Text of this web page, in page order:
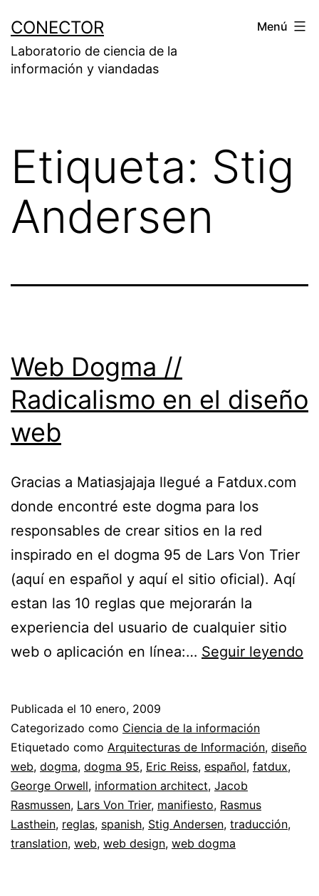
contenido
CONECTOR
Laboratorio de ciencia de la
información y viandadas
Menú
Etiqueta: Stig
Andersen
Web Dogma //
Radicalismo en el diseño
web
Gracias a Matiasjajaja llegué a Fatdux.com
donde encontré este dogma para los
responsables de crear sitios en la red
inspirado en el dogma 95 de Lars Von Trier
(aquí en español y aquí el sitio oficial). Aqí
estan las 10 reglas que mejorarán la
experiencia del usuario de cualquier sitio
web o aplicación en línea:… Seguir leyendo
en
Publicada el 10 enero, 2009
Categorizado como Ciencia de la información
Etiquetado como Arquitecturas de Información, diseño
web, dogma, dogma 95, Eric Reiss, español, fatdux,
George Orwell, information architect, Jacob
Rasmussen, Lars Von Trier, manifiesto, Rasmus
Lasthein, reglas, spanish, Stig Andersen, traducción,
translation, web, web design, web dogma